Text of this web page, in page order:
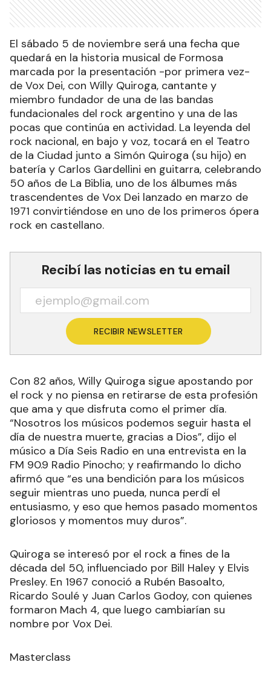
El sábado 5 de noviembre será una fecha que
quedará en la historia musical de Formosa
marcada por la presentación -por primera vez-
de Vox Dei, con Willy Quiroga, cantante y
miembro fundador de una de las bandas
fundacionales del rock argentino y una de las
pocas que continúa en actividad. La leyenda del
rock nacional, en bajo y voz, tocará en el Teatro
de la Ciudad junto a Simón Quiroga (su hijo) en
batería y Carlos Gardellini en guitarra, celebrando
50 años de La Biblia, uno de los álbumes más
trascendentes de Vox Dei lanzado en marzo de
1971 convirtiéndose en uno de los primeros ópera
rock en castellano.
Recibí las noticias en tu email
RECIBIR NEWSLETTER
Con 82 años, Willy Quiroga sigue apostando por
el rock y no piensa en retirarse de esta profesión
que ama y que disfruta como el primer día.
“Nosotros los músicos podemos seguir hasta el
día de nuestra muerte, gracias a Dios”, dijo el
músico a Día Seis Radio en una entrevista en la
FM 90.9 Radio Pinocho; y reafirmando lo dicho
afirmó que “es una bendición para los músicos
seguir mientras uno pueda, nunca perdí el
entusiasmo, y eso que hemos pasado momentos
gloriosos y momentos muy duros”.
Quiroga se interesó por el rock a fines de la
década del 50, influenciado por Bill Haley y Elvis
Presley. En 1967 conoció a Rubén Basoalto,
Ricardo Soulé y Juan Carlos Godoy, con quienes
formaron Mach 4, que luego cambiarían su
nombre por Vox Dei.
Masterclass